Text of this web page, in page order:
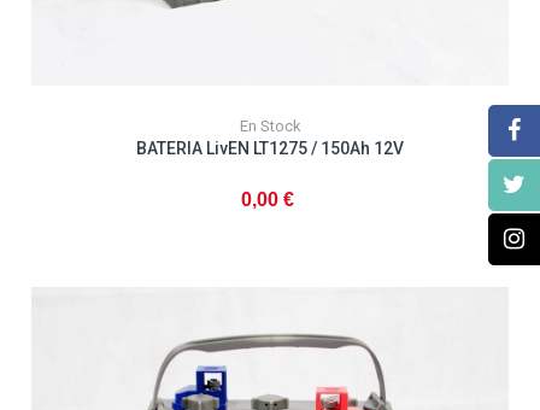
En Stock
BATERIA LivEN LT1275 / 150Ah 12V
0,00 €